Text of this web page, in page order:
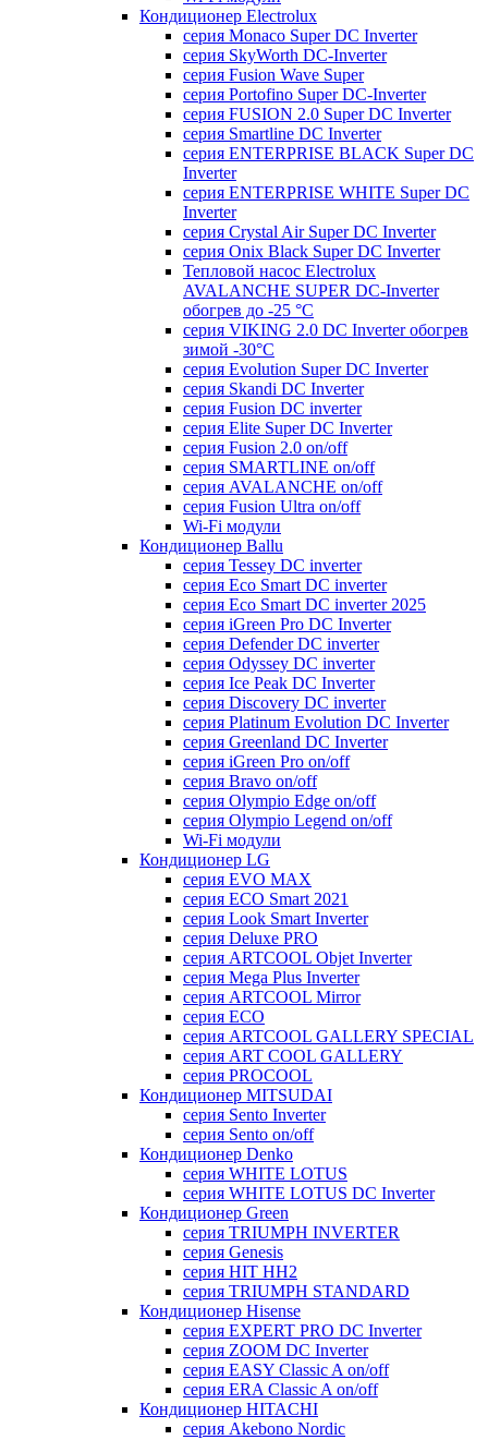
Кондиционер Electrolux
серия Monaco Super DC Inverter
серия SkyWorth DC-Inverter
серия Fusion Wave Super
серия Portofino Super DC-Inverter
серия FUSION 2.0 Super DC Іnverter
серия Smartline DC Inverter
серия ENTERPRISE BLACK Super DC
Inverter
серия ENTERPRISE WHITE Super DC
Inverter
серия Crystal Air Super DC Inverter
серия Onix Black Super DC Inverter
Тепловой насос Electrolux
AVALANCHE SUPER DC-Inverter
обогрев до -25 °С
серия VIKING 2.0 DC Inverter обогрев
зимой -30°С
серия Evolution Super DC Inverter
серия Skandi DC Inverter
серия Fusion DC inverter
серия Elite Super DC Inverter
серия Fusion 2.0 on/off
серия SMARTLINE on/off
серия AVALANCHE on/off
серия Fusion Ultra on/off
Wi-Fi модули
Кондиционер Ballu
серия Tessey DC inverter
серия Eco Smart DC inverter
серия Eco Smart DC inverter 2025
серия iGreen Pro DC Inverter
серия Defender DC inverter
серия Odyssey DC inverter
серия Ice Peak DС Inverter
cерия Discovery DC inverter
серия Platinum Evolution DC Inverter
серия Greenland DC Inverter
серия iGreen Pro on/off
серия Bravo on/off
серия Olympio Edge on/off
серия Olympio Legend on/off
Wi-Fi модули
Кондиционер LG
серия EVO MAX
серия ECO Smart 2021
серия Look Smart Inverter
серия Deluxe PRO
серия ARTCOOL Objet Inverter
серия Mega Plus Inverter
серия ARTCOOL Mirror
серия ECO
серия ARTCOOL GALLERY SPECIAL
серия ART COOL GALLERY
серия PROCOOL
Кондиционер MITSUDAI
серия Sento Inverter
серия Sento on/off
Кондиционер Denko
серия WHITE LOTUS
серия WHITE LOTUS DC Inverter
Кондиционер Green
серия TRIUMPH INVERTER
серия Genesis
серия HIT HH2
серия TRIUMPH STANDARD
Кондиционер Hisense
серия EXPERT PRO DC Inverter
серия ZOOM DC Inverter
серия EASY Classic A on/off
серия ERA Classic A on/off
Кондиционер HITACHI
cерия Akebono Nordic